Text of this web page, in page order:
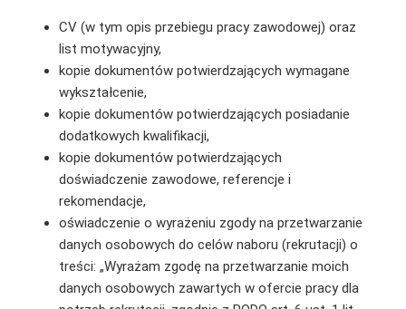
CV (w tym opis przebiegu pracy zawodowej) oraz
list motywacyjny,
kopie dokumentów potwierdzających wymagane
wykształcenie,
kopie dokumentów potwierdzających posiadanie
dodatkowych kwalifikacji,
kopie dokumentów potwierdzających
doświadczenie zawodowe, referencje i
rekomendacje,
oświadczenie o wyrażeniu zgody na przetwarzanie
danych osobowych do celów naboru (rekrutacji) o
treści: „Wyrażam zgodę na przetwarzanie moich
danych osobowych zawartych w ofercie pracy dla